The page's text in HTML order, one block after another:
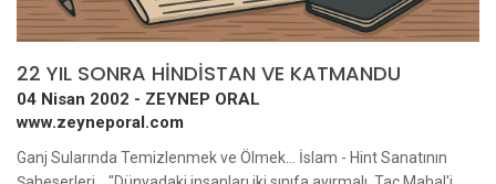
22 YIL SONRA HİNDİSTAN VE KATMANDU
04 Nisan 2002 - ZEYNEP ORAL
www.zeyneporal.com
Ganj Sularında Temizlenmek ve Ölmek... İslam - Hint Sanatının Şaheserleri... "Dünyadaki insanları iki sınıfa ayırmalı. Tac Mahal'i görenler ve görmeyenler..." demiş ünlü bir yazar. (Kim olduğunu anımsamıyorum.) Hayır bu kadar katı olmaya gerek yok...Ama görülmesi gereken kusursuz bir mücevher ; dünyanın, kaçıncı olduğu önemsiz, gerçek harikalarından biri, bu 17. Yüzyıl şaheseri... Tac Mahal'la ilgili bir sürü bilgiyi her ansiklopedide bulabilirsiniz. O nedenle, Moğol İmparatoru Şah Cihan'ın , 14. çocuğunu doğururken ölen büyük aşkı, karısı için yaptırdığı , muhteşem bir bahçeye oturtulmuş türbenin, ne ipek gibi kıvrılan mermer işçiliğinden , ne mermere kakılmış akik, firuze, zefir , yeşim gibi değerli taşların oluşturduğu renk cümbüşünden , ne de eşsiz hat sanatı örneklerinden uzun boylu söz edeceğim. Önce , 1980'de bu aşk anıtını görmek üzere Agra'ya gittiğimde yaşadıklarımı hatırlayacağım: Bir anı: 22 Yıl önce, Agra'ya bir akşam vakti ulaşabilmiştim. Gökyüzünde harika bir dolunay vardı. Kendimi Tac Mahal'ın bahçe kapısının önünde bulduğumda, kapı elbet kapalıydı. Yüksek dış duvarlardan içeriyi görmek olanaksızdı. Kapıya vurdum, vurdum, vurdum, inatla bekledim, yine vurdum. Sonunda açıldı. Daha doğrusu aralandı. Ufacık tefecik , benim yarı boyumda pijamalı bir Hintliyle aramda belki bir saat süren bir sağırlar diyalogu sonunda , "Sen Müslüman ben Müslüman, sen Zeynab ben İmam" sözleriyle kapı açıldı. Bahçeye girdim. Tac Mahal yalnız benimdi. Karşımda, çevreye ışık saçan Tac Mahal duruyordu. Işığa doğru, havuzun yanındaki o uzun yolu yürüdüm. Yürüdükçe ışık çoğaldı, beyazlık arttı. Gece nasıl bu kadar aydınlık olabilirdi? Onca ışık nereden geliyordu? Sonunda kavramaya başladım. Gördüğüm aydınlık iki Tac Mahal'ın beyaz mermerinden geliyordu. Biri karşımdaki, öteki sudaki...Karşımdaki Tac Mahal'in basamaklarını çıkmaya başladığımda , sudaki kayboldu, ama aydınlık yine de çoğaldı. Hintli imam, bana Tac Mahal'ın her bir köşesini gezdirdikten sonra, bir de o gün bugün yüreğimden çıkmayan bir armağan verdi. Kubbenin yankı gücünü göstermek için , tam ortada durup adımı kubbeye haykırdı durdu. Yankıyla ışık birbirine karışmıştı... Ertesi sabah saat beşte, gün ağarmadan önce yine döndüm oraya. Bahçe kapısının karşısındaki bir tepede, birkaç meraklıyla birlikte güneşin doğmasını beklemeye... Tepeye varmamla gözlerime inanamadım. Bir gece önceki o beyaz ışıklı mücevher yok olmuş, karşımda kara kuru ufacık bir yapı duruyordu....Korkunç bir düş kırıklığı... Derken, gökyüzü ağarmaya başladı. Yapının kara-gri rengi açılıyordu... Güneşin bir ucu göründü. Yapı pembeye dönüşmeye başladı... Güneş yükseldi, yükseldi, yükseldi... Yapı gözümün önünde yavaş yavaş genişliyor, büyüyor, yavaş yavaş yükseliyordu (sanki)... Karşımdaki pembelik koyulmaya başladı, koyuldu, koyuldu ve artık Tac Mahal kıpkırmızıydı. Güneş doğmuştu. Sonra giderek kırmızı yine pembeye , ardından beyaza dönüştü. Tac Mahal yine kocamandı, beyazdı, muhteşemdi. Belki bir gece önceki pırıltısı yoktu ama beyazdı,ışıklıydı. İşte 22 yıl önce bu olağanüstülüğe, bu değişime, Tac Mahal'in hangi ışığı alırsa onu yansıttığına tanıklık etmiş, bu değişime olanak tanıdığı için dolunaya, güneşe, gün ışığına teşekkür edip, oradan ayrılmıştım. Bu kez Tac Mahal'a sabahın dokuzunda gideceğimizi öğrendiğimde tedirgin olmadım değil. Çünkü o saatte Tac Mahal'ın ziyaretçi akınına uğradığını, milletin birbirini ezercesine dolaştığını biliyordum. Yanılmışım. Oralık sakin ve boştu. Ne oldu, dünya Tac Mahal'a ilgisini mi yitirdi yoksa? Hayır . 11 Eylülden sonra ziyaretçi sayısı yarıdan fazla düşmüş. Yalnız Tac Mahal'da değil,Hindistan'ın her yerinde aynı olgu geçerliydi. Etkileşim Tac Mahal, İslam -Hint mimarisinin şaheseri tamam, ama ondan önce Moğol İmparatorluklarının yapı sanatında attığı önemli adımlar var. Hindistan'daki Moğol egemenliği 1500 başlarından, 1700 ortalarına dek sürüyor. Ama Müslüman egemenliği daha da gerilere gidiyor. Memluk komutanı Kutbettin Aybeg , Delhi'yi ele geçirip Delhi Sultanlığının ilk hükümdarı olduğunda yıl 1193. Onun başlattığı, ölümünden sonra tamamlanan Delhi'deki Kutup Minar , kimilerine göre Hindistan'da Müslüman yönetimin başlangıcını vurgulamak için zafer kulesi olarak dikilmiş. Kimilerine göre ise hemen bitişikteki caminin minaresi... Öyle ya da böyle, bugün bile bu mimari şaheser, dünyanın en mükemmel anıtlarından biri sayılıyor. Yalnız o kadar da değil, Kutup Minar dünyanın her yerindeki modern mimariye örnek olmayı da , dünya mimarlarını etkilemeyi de sürdürüyor. Kutup Minar'ı görünce günümüzün İtalyan asıllı Amerikalı ünlü mimarı Cesar Pelli'nin Kuala Lumpur'da gerçekleştirdiği İkiz Kuleleri, Petronas kulelerini düşünmeden edemedim. "Hayalet şehir" Tac Mahal'dan çok daha önce , Moğol İmparatoru Ekber (Cihan Şah'ın dedesi) Hindistan'a, özellikle türbe mimarisine, bahçe düzenleme sanatını , çeşme ve su sevgisiyle birlikte , Türk ve Fars süsleme sanatlarını getirecekti. Delhi'deki Humayun Türbesi , bunun en muhteşem örneklerinden biri. Ayrıca bugün bile, Ekber, Hindulara göstermiş olduğu hoşgörü nedeniyle çok seviliyor. İmparator Ekber'in tüm düşüncelerini, estetik anlayışını gerçekleştirdiği yer ise Fatehpur Sikri. Daha 26 yaşındayken, başkenti Agra yakınlarındaki Fatehpur Sikri'ye taşır . Orada bahçeler içinde, havuzlar arasında dev bir kompleks kurdurur. Saraylar, salonlar, kuleler, harem... Ekber'in 300 eş ve cariyesi varmış. Eşlerinden biri Türk. Onun için yaptırdığı saraya Türk Sultanı Sarayı diyorlar. Hristiyan eşi için yaptırdığına da Meryem Sarayı... Sonra, imparatorluk ahırları, imalathaneler, hamamlar, cami, mescid, mutfaklar ... Sonra, ayrıntıların, zenginliğin , estetik tutkusunun, ince zevkin , ustalığın , mükemmel işçiliğin görkemli bütünlüğü... Sonra... Sıkı durun, bu şaheser 12 yıl sonra bilinmeyen nedenlerle terk edilir. Günümüzde Fahtepur Sikri muhteşem bir "hayalet şehir" . Bomboş. Yaşanılmayan. Bugün yalnızca gezip görmeye ya da dilek dileyip, çaput bağlamaya gidiliyor. Cihan Şah'ın yaptırdığı, Delhi'nin simgesi haline gelen, yeryüzünün en görkemli saraylarından birini içeren Kırmızı Kale ve Cuma Mescidi, yine İslam-Hindu sanatının en mükemmel örnekleri... Bütün bunları gezip görürken, Hindistan'da Türk, Fars, Moğol mimari ve sanat öğeleriyle, Hindu öğelerini bir arada yoğurup kullanan Hintlilerin ne denli kompleksiz ve hoşgörülü davrandıklarına tanıklık ediyordum. İçimden keşke yüzyıllar öncesinin mimari ve sanat alanındaki bu uyumunu , hoşgörüyü, dayanışmayı, günümüz politikasında da gösterebilseler diye geçiyordum. Ve güncel gerçekler Bir ülkeyi yalnızca sanat tarihiyle, sanat eserleriyle, sanatsal üretimiyle tanımaya çalışmak iyi güzel ama, güncel gerçeklere gözleri kapamak olmuyor, hiç olmuyor... Hindistan günlerim boyunca, beni büyüleyen sanat şaheserleri, mimarlık tarihi, kültür birikimi ile çevremdeki yoksulluk arasında gidip geliyorum. Bir ara Faruk Pekin'in elindeki Hindistan'a ilişkin istatistiklerin sıralandığı kitapçığı elime geçirdiğimde sayıların çarpıcılığı tedirginliğimi çoğaltıyor. Kaynak: "Human Development Report - İnsan Gelişimi Raporu- 2000" Bu rapora göre Hindistan nüfusunun yüzde 44'ü yoksulluk çizgisinin altında yaşıyor. Erkeklerin yüzde 65'inin, kadınların yüzde 43'ünün okuma yazması var. Yaşam süresi, erkeklerde 75 yaş, kadınlarda 54 yaş. Çocuk ölüm oranı, yeryüzünde en yüksek : 1995'de Yüzde 10'du. 2000Yılında yüzde 7. Hayır, bu rapor kız ve erkek çocuk ölümlerini ayırmamış. Ama ben biliyorum. Bugüne dek katıldığım kadın konularına ilişkin her uluslararası toplantıda şu gerçek dile getirilir. Hindistan'da , doğumla beş yaş arasındaki kız çocuklarının ölüm oranı, erkek çocuklarınınkinin iki katını aşar. Bunun da nedeni kız çocuk, erkek çocuk arasındaki biyolojik fark değil, gıdanın, bakımın, ilginin kızla erkek arasında eşit dağılmamasıdır. Tamam Avrupa ve Kuzey Amerika dışında her kıtada, her ülkede aynı eşitsizlik vardır ama bunun en aşırı örneği Hindistandadır. Bunları Delhi ya da Jaypur'da yerel rehberimizle konuştuğumda, şimdi durumun biraz daha iyileşmeye başladığını belirtecek ve savunma sırasında verdiği, anlattığı bir örnek beni yine dehşete düşürecekti : Hindistan'ın ücra bir köşesindeki kasabada beş yıl boyunca hiç kız çocuk doğumu kayda geçmemişti. Sözde hiç kız doğmamıştı ! ( Anladınız elbet: Doğan kız bebekler öldürülmüş, erkek bebeklerin yaşamasına izin verilmişti.) Ve olay ortaya çıktığında Hindistan'ın feministleri yemeyip içmeyip bunu dünyaya duyurmuştu! O kasabanın insanlarından çok, olayı duyuran feministlere içerliyor gibiydi bunu anlatan. Kadınlar Dünyası Anlaşıldı kadınlar dünyasına girdik... Zaten yukarıdaki sayılar da kadınlar dünyasını ilişkin ipuçları veriyordu. Uluslararası arenada kadın sorunlarıyla ilgili en faal, en etkin, en canla başla çalışan kadınların Hintli kadınlar olduğu hep dikkatimi çekmişti. Nedeni açık: Ülkelerinde işleri zor ve yapılacak çok işleri var. Belirtmeden geçmeyeyim: 1950'de seçme ve seçilme hakkına kavuşan Hintli kadınlar, mecliste yüzde 8 oranında temsil ediliyor. Bizdekinin neredeyse iki katıyla... Hindistan'da en az bizdeki kadar rezil, utanç verici, insanlık dışı , "gelenekten" kaynaklandığı söylenen uygulamalar var. Belki daha da fazlası... Bizim "töre cinayeti"ni aratmayan uygulamalar... Örneğin evli bir kadının kocası ölünce, kadının da kendini öldürmesi isteniyor ya da öldürülüyor. Ölen kocayla birlikte , henüz ölmemiş kadının da yakılması.... Rehberim yine savunmada: "Ama bunu kadın kendi isterdi, kimse zorlamazdı ki... Hem kocasız bir kadın nasıl yaşayacağını bilemezdi ki... Kocasına olan aşkından, ölüm acısından kendini ateşe atardı... " Geçmiş zamanda anlatıyor, çünkü bunlar hep eskidendi... Sözde eskiden... Bizde, kız "almak" için, erkek tarafı başlık verir. Hindistan'da tam tersi. Kız "vermek" için, (kızdan kurtulmak için de diyebiliriz) kız tarafı erkeğe para veriyor. Çeyiz parası diyorlar. Caypur'da rehberim açıklıyordu : "Kızlarını evlendirmek için, bir aile 3-4 yıllık çalışmasını, emeğini, gelirini vermek zorunda kalır." Alın i